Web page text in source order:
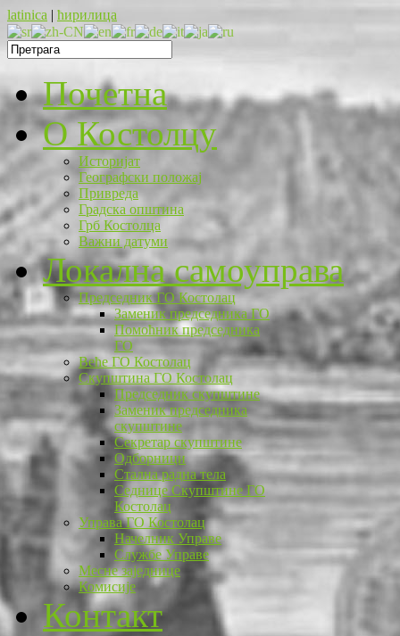
latinica | ћирилица
Почетна
O Костолцу
Историјат
Географски положај
Привреда
Градска општина
Грб Костолца
Важни датуми
Локална самоуправа
Председник ГО Костолац
Заменик председника ГО
Помоћник председника
ГО
Веће ГО Костолац
Скупштина ГО Костолац
Председник скупштине
Заменик председника
скупштине
Секретар скупштине
Одборници
Стална радна тела
Седнице Скупштине ГО
Костолац
Управа ГО Костолац
Начелник Управе
Службе Управе
Месне заједнице
Комисије
Контакт